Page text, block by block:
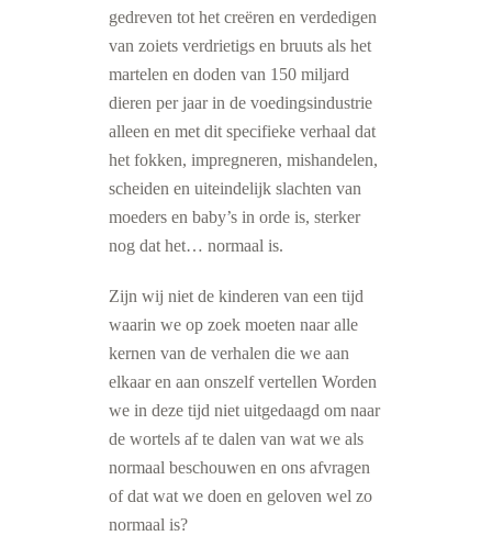
gedreven tot het creëren en verdedigen
van zoiets verdrietigs en bruuts als het
martelen en doden van 150 miljard
dieren per jaar in de voedingsindustrie
alleen en met dit specifieke verhaal dat
het fokken, impregneren, mishandelen,
scheiden en uiteindelijk slachten van
moeders en baby’s in orde is, sterker
nog dat het… normaal is.
Zijn wij niet de kinderen van een tijd
waarin we op zoek moeten naar alle
kernen van de verhalen die we aan
elkaar en aan onszelf vertellen Worden
we in deze tijd niet uitgedaagd om naar
de wortels af te dalen van wat we als
normaal beschouwen en ons afvragen
of dat wat we doen en geloven wel zo
normaal is?